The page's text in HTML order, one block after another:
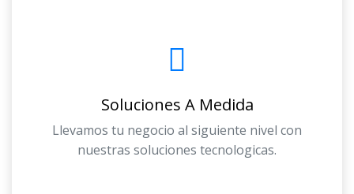
Soluciones A Medida
Llevamos tu negocio al siguiente nivel con
nuestras soluciones tecnologicas.